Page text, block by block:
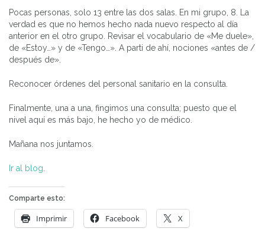
Pocas personas, solo 13 entre las dos salas. En mi grupo, 8. La
verdad es que no hemos hecho nada nuevo respecto al día
anterior en el otro grupo. Revisar el vocabulario de «Me duele»,
de «Estoy…» y de «Tengo…». A parti de ahí, nociones «antes de /
después de».
Reconocer órdenes del personal sanitario en la consulta.
Finalmente, una a una, fingimos una consulta; puesto que el
nivel aquí es más bajo, he hecho yo de médico.
Mañana nos juntamos.
Ir al blog.
Comparte esto:
Imprimir Facebook X